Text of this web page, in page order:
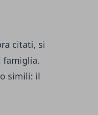
citati, si
famiglia.
simili: il